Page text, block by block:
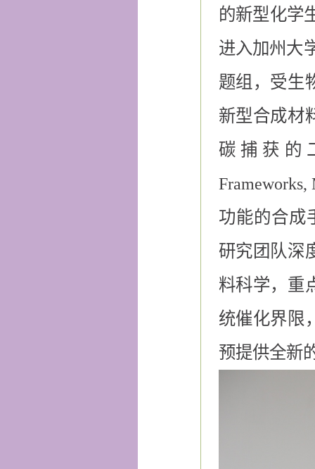
的新型化学
进入加州大
题组，受生
新型合成材
碳捕获的
功能的合成
研究团队深
料科学，重
统催化界限
预提供全新